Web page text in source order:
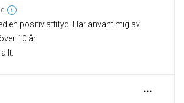
en positiv attityd. Har använt mig av
10 år.